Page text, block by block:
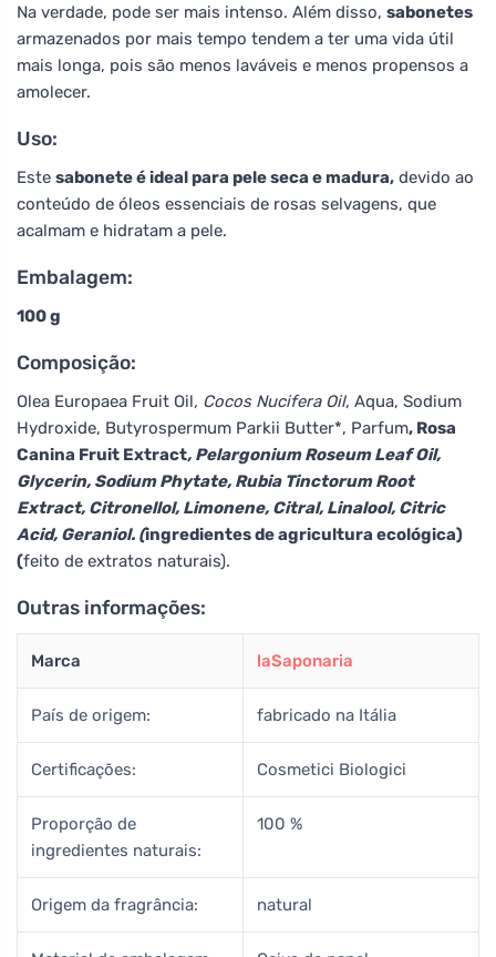
Na verdade, pode ser mais intenso. Além disso, sabonetes
armazenados por mais tempo tendem a ter uma vida útil
mais longa, pois são menos laváveis e menos propensos a
amolecer.
Uso:
Este sabonete é ideal para pele seca e madura, devido ao
conteúdo de óleos essenciais de rosas selvagens, que
acalmam e hidratam a pele.
Embalagem:
100 g
Composição:
Olea Europaea Fruit Oil, Cocos Nucifera Oil, Aqua, Sodium
Hydroxide, Butyrospermum Parkii Butter*, Parfum, Rosa
Canina Fruit Extract, Pelargonium Roseum Leaf Oil,
Glycerin, Sodium Phytate, Rubia Tinctorum Root
Extract, Citronellol, Limonene, Citral, Linalool, Citric
Acid, Geraniol. (ingredientes de agricultura ecológica)
(feito de extratos naturais).
Outras informações:
Marca laSaponaria
País de origem: fabricado na Itália
Certificações: Cosmetici Biologici
Proporção de
ingredientes naturais:
100 %
Origem da fragrância: natural